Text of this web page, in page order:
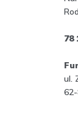
78
ul.